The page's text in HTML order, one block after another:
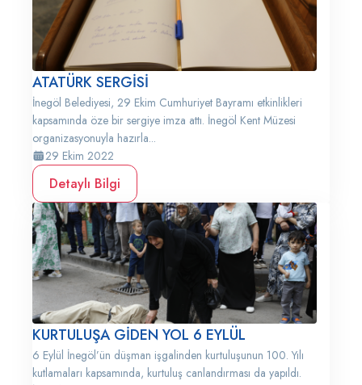
ATATÜRK SERGİSİ
İnegöl Belediyesi, 29 Ekim Cumhuriyet Bayramı etkinlikleri
kapsamında öze bir sergiye imza attı. İnegöl Kent Müzesi
organizasyonuyla hazırla...
29 Ekim 2022
Detaylı Bilgi
KURTULUŞA GİDEN YOL 6 EYLÜL
6 Eylül İnegöl’ün düşman işgalinden kurtuluşunun 100. Yılı
kutlamaları kapsamında, kurtuluş canlandırması da yapıldı.